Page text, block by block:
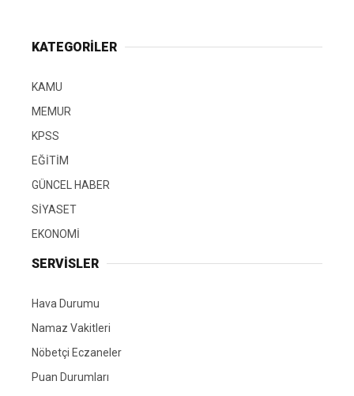
KATEGORİLER
KAMU
MEMUR
KPSS
EĞİTİM
GÜNCEL HABER
SİYASET
EKONOMİ
SERVİSLER
Hava Durumu
Namaz Vakitleri
Nöbetçi Eczaneler
Puan Durumları